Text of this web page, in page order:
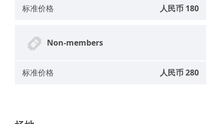
标准价格 人民币 180
Non-members
标准价格 人民币 280